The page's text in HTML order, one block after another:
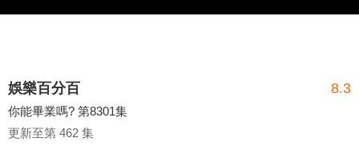
娛樂百分百 8.3
你能畢業嗎? 第8301集
更新至第 462 集